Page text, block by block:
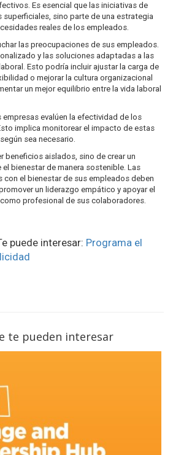
Es esencial que las iniciativas de
superficiales, sino parte de una estrategia
reales de los empleados.
las preocupaciones de sus empleados.
y las soluciones adaptadas a las
Esto podría incluir ajustar la carga de
o mejorar la cultura organizacional
un mejor equilibrio entre la vida laboral
empresas evalúen la efectividad de los
implica monitorear el impacto de estas
sea necesario.
beneficios aislados, sino de crear un
bienestar de manera sostenible. Las
el bienestar de sus empleados deben
un liderazgo empático y apoyar el
profesional de sus colaboradores.
puede interesar: Programa el
te pueden interesar